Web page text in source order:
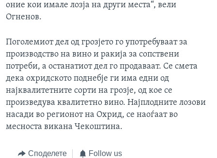
оние кои имале лозја на други места“, вели
Огненов.
Поголемиот дел од грозјето го употребуваат за
производство на вино и ракија за сопствени
потреби, а останатиот дел го продаваат. Се смета
дека охридското поднебје ги има едни од
најквалитетните сорти на грозје, од кое се
произведува квалитетно вино. Најплодните лозови
насади во регионот на Охрид, се наоѓаат во
месноста викана Чекоштина.
Споделете Follow us